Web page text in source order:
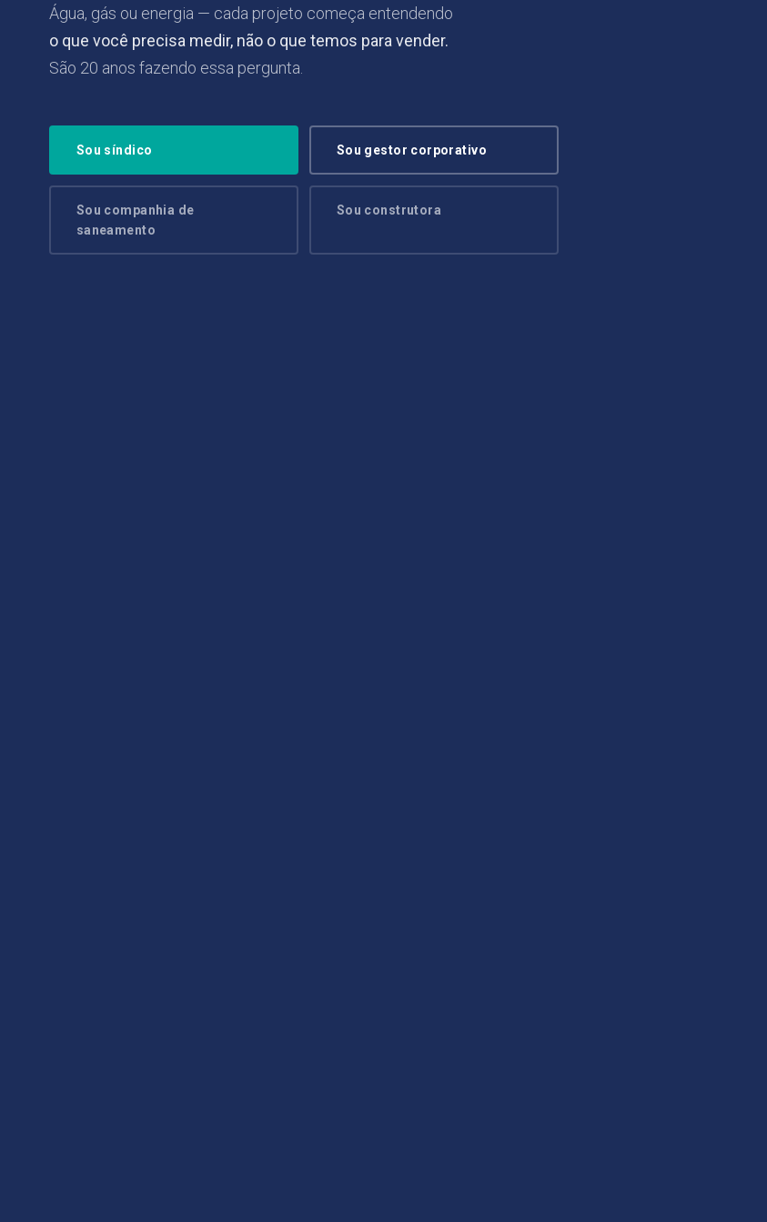
Água, gás ou energia — cada projeto começa entendendo
o que você precisa medir, não o que temos para vender.
São 20 anos fazendo essa pergunta.
Sou síndico Sou gestor corporativo
Sou companhia de
saneamento
Sou construtora